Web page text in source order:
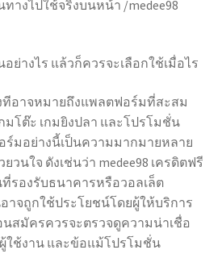
างไปใช้จริงบนหน้า /medee98
อย่างไร แล้วก็ควรจะเลือกใช้เมื่อไร
ทีอาจหมายถึงแพลตฟอร์มที่สะสม
มโต๊ะ เกมยิงปลา และโปรโมชั่น
มอย่างนี้เป็นความมากมายหลาย
วนใจ ดังเช่นว่า medee98 เครดิตฟรี
รองรับธนาคารหรือวอลเล็ต
าจถูกใช้ประโยชน์โดยผู้ให้บริการ
นสมัครควรจะตรวจดูความน่าเชื่อ
ใช้งาน และข้อแม้โปรโมชั่น